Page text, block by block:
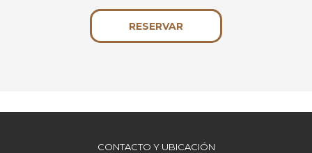
RESERVARSE
ABRE
CONTACTO Y UBICACIÓN